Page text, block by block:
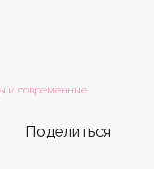
и современные